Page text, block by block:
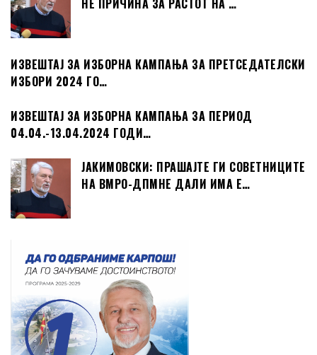
НЕ ПРИЧИНА ЗА РАСТОТ НА …
ИЗВЕШТАЈ ЗА ИЗБОРНА КАМПАЊА ЗА ПРЕТСЕДАТЕЛСКИ
ИЗБОРИ 2024 ГО…
ИЗВЕШТАЈ ЗА ИЗБОРНА КАМПАЊА ЗА ПЕРИОД
04.04.-13.04.2024 ГОДИ…
ЈАКИМОВСКИ: ПРАШАЈТЕ ГИ СОВЕТНИЦИТЕ
НА ВМРО-ДПМНЕ ДАЛИ ИМА Е…